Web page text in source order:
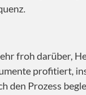
froh darüber,
profitiert,
Prozess